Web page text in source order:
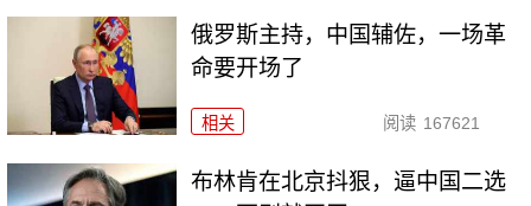
俄罗斯主持，中国辅佐，一场革
命要开场了
相关 阅读 167621
布林肯在北京抖狠，逼中国二选